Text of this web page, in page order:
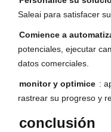
Saleai para satisfacer
Comience a
potenciales, ejecutar
datos comerciales.
monitor y optimice :
rastrear su progreso y
conclusión